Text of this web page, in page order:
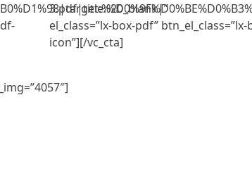
el_class=”lx-box-pdf”
icon”][/vc_cta]